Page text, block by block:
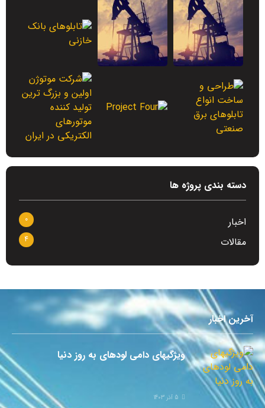
دسته بندی پروژه ها
اخبار 0
مقالات 4
آخرین اخبار
ویژگیهای دامی لودهای به روز دنیا
5 آذر 1403